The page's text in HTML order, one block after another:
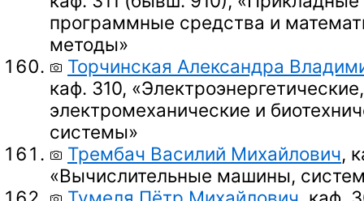
программные средства и
методы»
Торчинская Александра
каф. 310, «Электроэнергетические,
электромеханические и
системы»
Трембач Василий Михайлович,
«Вычислительные машины,